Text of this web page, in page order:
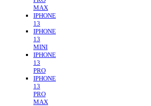
MAX
IPHONE
13
IPHONE
13
MINI
IPHONE
13
PRO
IPHONE
13
PRO
MAX